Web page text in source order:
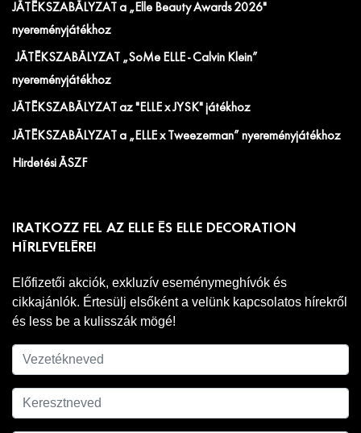
JÁTÉKSZABÁLYZAT a „Elle Beauty Awards 2026"
nyereményjátékhoz
JÁTÉKSZABÁLYZAT „SoMe ELLE - Calvin Klein”
nyereményjátékhoz
JÁTÉKSZABÁLYZAT az "ELLE x JYSK" játékhoz
JÁTÉKSZABÁLYZAT a „ELLE x Tweezerman” nyereményjátékhoz
Hirdetési ÁSZF
IRATKOZZ FEL AZ ELLE ÉS ELLE DECORATION
HÍRLEVELÉRE!
Előfizetői akciók, exkluzív eseménymeghívók és
cikkajánlók. Értesülj elsőként a velünk kapcsolatos hírekről
és less be a kulisszák mögé!